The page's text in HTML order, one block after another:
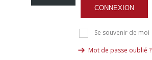
CONNEXION
Se souvenir de moi
Mot de passe oublié ?